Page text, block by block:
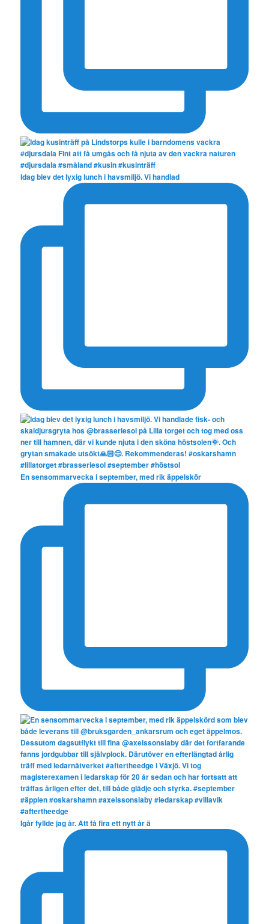
Idag blev det lyxig lunch i havsmiljö. Vi handlad
En sensommarvecka i september, med rik äppelskör
Igår fyllde jag år. Att få fira ett nytt år ä